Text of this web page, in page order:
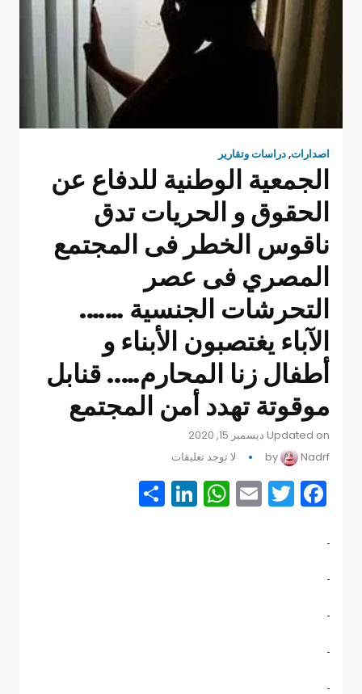
اصدارات,دراسات وتقارير
الجمعية الوطنية للدفاع عن
الحقوق و الحريات تدق
ناقوس الخطر فى المجتمع
المصري فى عصر
التحرشات الجنسية …….
الآباء يغتصبون الأبناء و
أطفال زنا المحارم….. قنابل
موقوتة تهدد أمن المجتمع
Updated on ديسمبر 15, 2020
by
Nadrf لا توجد تعليقات
Facebook
Twitter
Email
WhatsApp
LinkedIn